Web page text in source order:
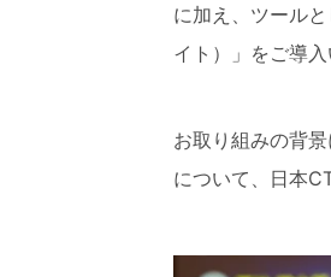
に加え、ツール
イト）」をご導入
お取り組みの背
について、日本